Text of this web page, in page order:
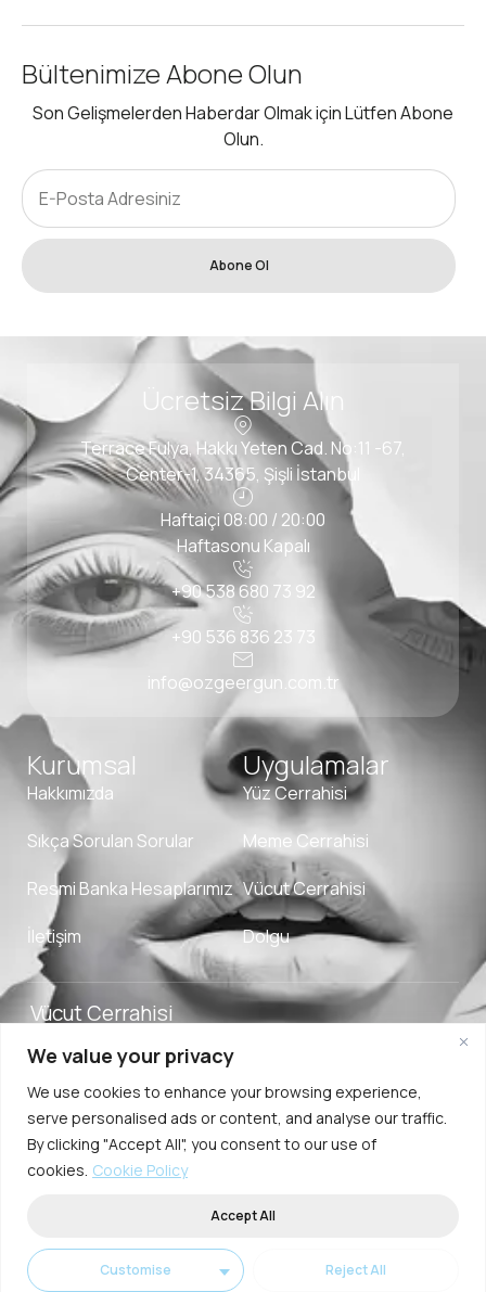
We value your privacy
We use cookies to enhance your browsing experience,
serve personalised ads or content, and analyse our traffic.
By clicking "Accept All", you consent to our use of
cookies. Cookie Policy
Customise Reject All
Accept All
Bültenimize Abone Olun
Son Gelişmelerden Haberdar Olmak için Lütfen Abone
Olun.
Abone Ol
Kurumsal
Hakkımızda
Sıkça Sorulan Sorular
Resmi Banka Hesaplarımız
İletişim
Uygulamalar
Yüz Cerrahisi
Meme Cerrahisi
Vücut Cerrahisi
Dolgu
Ücretsiz Bilgi Alın
Terrace Fulya, Hakkı Yeten Cad. No:11 -67,
Center-1, 34365, Şişli İstanbul
Haftaiçi 08:00 / 20:00
Haftasonu Kapalı
+90 538 680 73 92
+90 536 836 23 73
info@ozgeergun.com.tr
Vücut Cerrahisi
2025.Ozge Ergun
MD. Tüm Hakları
Saklıdır.
Adverpeak
Digital Agency
Şartlar
ve
Koşullar
Çerez
Politikası